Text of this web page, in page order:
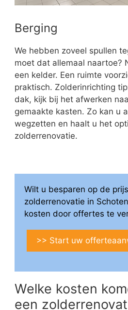
Berging
We hebben zoveel spullen
moet dat allemaal naartoe?
een kelder. Een ruimte
praktisch. Zolderinrichting
dak, kijk bij het afwerken
gemaakte kasten. Zo kan u
wegzetten en haalt u het
zolderrenovatie.
Wilt u besparen op de
zolderrenovatie in
kosten door offertes te
>> Start uw
Welke kosten
een